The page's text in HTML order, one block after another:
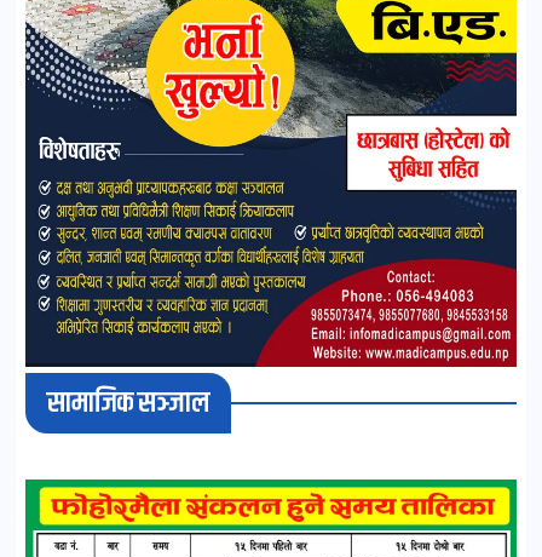
सामाजिक सञ्जाल